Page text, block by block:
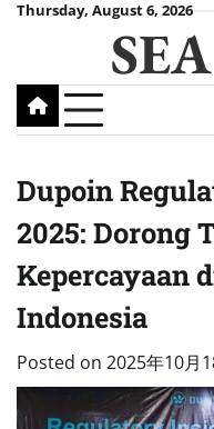
SkipThursday, August 6, 2026
Dupoin
2025: Dorong
Kepercayaan
Indonesia
Posted on 2025年10月